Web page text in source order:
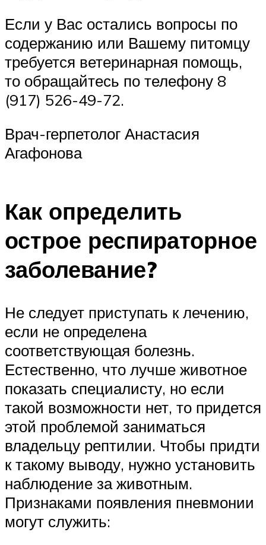
Если у Вас остались вопросы по
содержанию или Вашему питомцу
требуется ветеринарная помощь,
то обращайтесь по телефону 8
(917) 526-49-72.
Врач-герпетолог Анастасия
Агафонова
Как определить
острое респираторное
заболевание?
Не следует приступать к лечению,
если не определена
соответствующая болезнь.
Естественно, что лучше животное
показать специалисту, но если
такой возможности нет, то придется
этой проблемой заниматься
владельцу рептилии. Чтобы придти
к такому выводу, нужно установить
наблюдение за животным.
Признаками появления пневмонии
могут служить: